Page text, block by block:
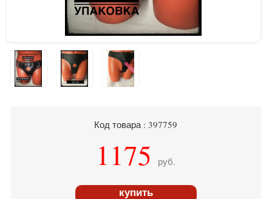
Код товара : 397759
1175 руб.
купить